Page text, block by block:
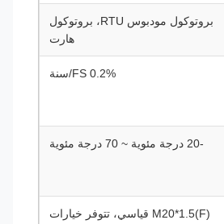
بروتوكول مودبوس RTU، بروتوكول
M20*1.5(F) قياسي، تتوفر خيارات